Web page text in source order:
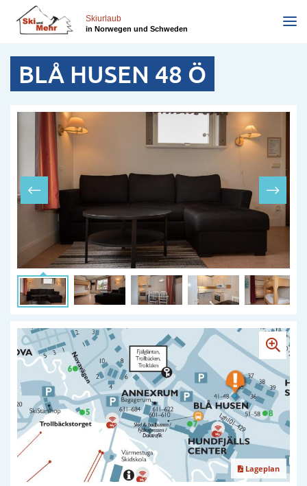
zum
Inhalt
Skiurlaub
in Norwegen und Schweden
BLÅ HUSEN 48 Ö
Lageplan